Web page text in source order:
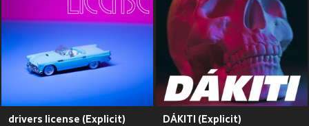
drivers license (Explicit) DÁKITI (Explicit)